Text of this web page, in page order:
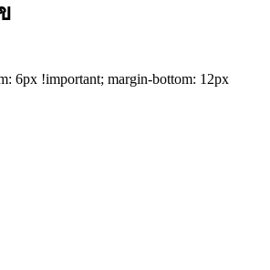
6px !important; margin-bottom: 12px